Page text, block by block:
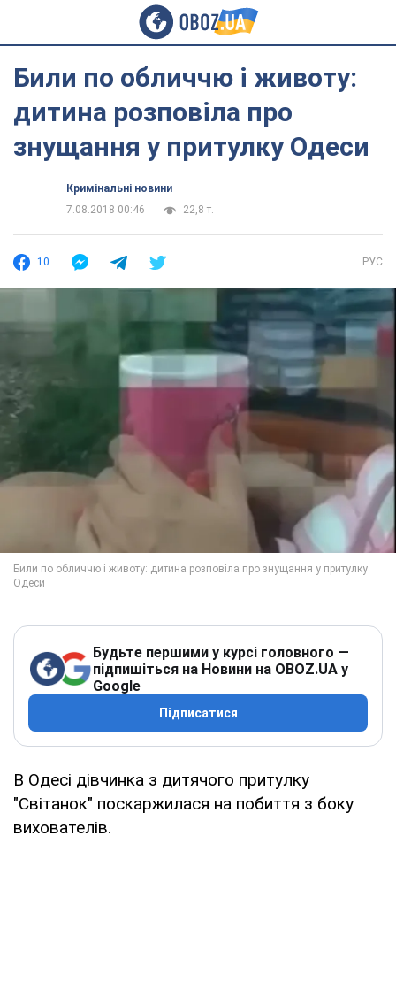
Били по обличчю і животу:
дитина розповіла про
знущання у притулку Одеси
Кримінальні новини
7.08.2018 00:46
22,8 т.
10 РУС
Будьте першими у курсі головного —
підпишіться на Новини на OBOZ.UA у
Google
Підписатися
В Одесі дівчинка з дитячого притулку
"Світанок" поскаржилася на побиття з боку
вихователів.